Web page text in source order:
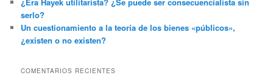
¿Era Hayek utilitarista? ¿Se puede ser consecuencialista sin
serlo?
Un cuestionamiento a la teoría de los bienes «públicos»,
¿existen o no existen?
COMENTARIOS RECIENTES